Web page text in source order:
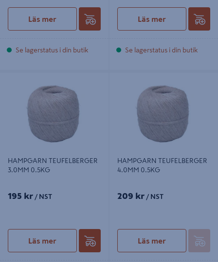
Läs mer
Se lagerstatus i din butik
Läs mer
Se lagerstatus i din butik
3.0MM 0.5KG
HAMPGARN TEUFELBERGER
3.0MM 0.5KG
195 kr / NST
Läs mer
4.0MM 0.5KG
HAMPGARN TEUFELBERGER
4.0MM 0.5KG
209 kr / NST
Läs mer